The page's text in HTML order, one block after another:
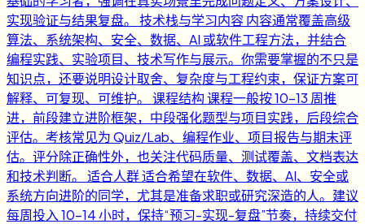
实现验证与结果复盘。 技术栈与学习内容 内容通常覆盖高级
算法、系统架构、安全、数据、AI 或软件工程方法，并结合
编程实践、实验项目、技术写作与展示。你需要掌握的不只是
知识点，还要说明设计取舍、复杂度与工程约束，保证方案可
解释、可复现、可维护。 课程结构 课程一般按 10-13 周推
进，前段建立进阶框架，中段强化题型与项目实践，后段综合
评估。考核常见为 Quiz/Lab、编程作业、项目报告与期末评
估。评分除正确性外，也关注代码质量、测试覆盖、文档表达
和技术判断。 适合人群 适合希望在软件、数据、AI、安全或
系统方向进阶的同学，尤其是准备求职或研究深造的人。建议
每周投入 10-14 小时，保持“预习-实现-复盘”节奏，持续交付